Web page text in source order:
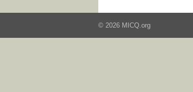
© 2026 MICQ.org